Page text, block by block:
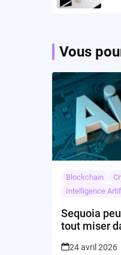
Vous
Blockchain
Intelligence
Sequoia
tout miser
24 avril 2026